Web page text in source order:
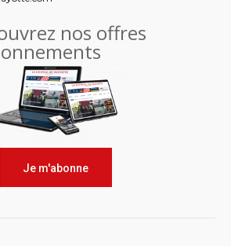
nos offres
Je m'abonne